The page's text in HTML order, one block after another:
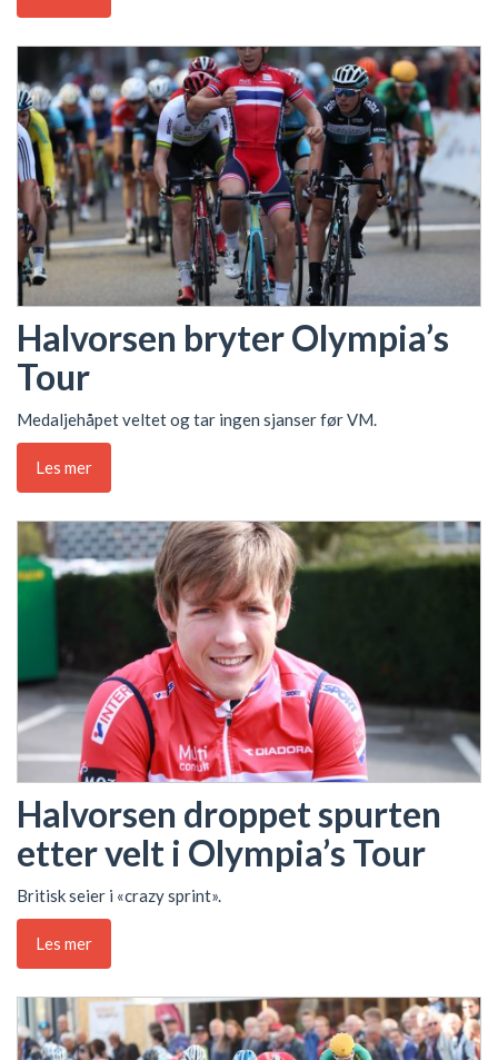
Halvorsen bryter Olympia’s
Tour
Medaljehåpet veltet og tar ingen sjanser før VM.
Les mer
Halvorsen droppet spurten
etter velt i Olympia’s Tour
Britisk seier i «crazy sprint».
Les mer